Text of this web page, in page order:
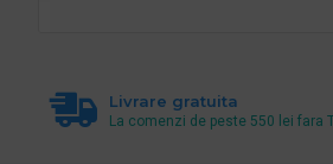
Livrare gratuita
La comenzi de peste 550 lei fara